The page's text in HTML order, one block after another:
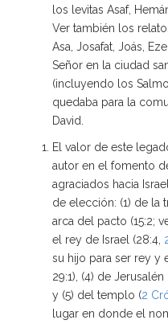
los levitas Asaf,
Ver también los
Asa, Josafat, Joás,
Señor en la ciudad
(incluyendo los
quedaba para la
David.
El valor de este
autor en el fomento
agraciados hacia
de elección: (1) de la
arca del pacto (15:2;
el rey de Israel (28:4,
su hijo para ser rey y
29:1), (4) de Jerusalén
y (5) del templo (2
lugar en donde el